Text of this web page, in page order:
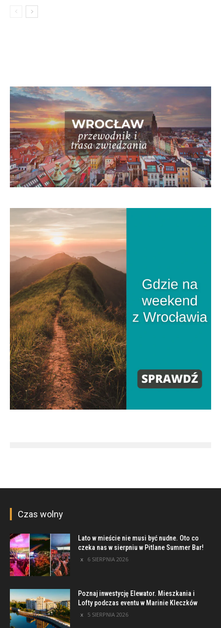
Czas wolny
Lato w mieście nie musi być nudne. Oto co
czeka nas w sierpniu w Pitlane Summer Bar!
6 SIERPNIA 2026
Poznaj inwestycję Elewator. Mieszkania i
Lofty podczas eventu w Marinie Kleczków
5 SIERPNIA 2026